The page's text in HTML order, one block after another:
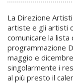
La Direzione
artiste e gli artisti
comunicare la
programmazione
maggio e
singolarmente i
al più presto il